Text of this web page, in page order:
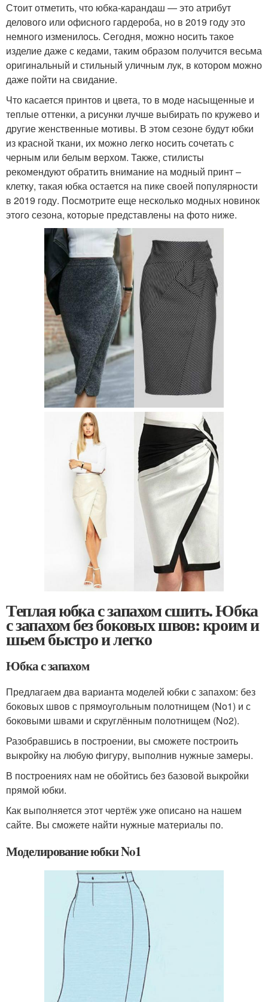
Стоит отметить, что юбка-карандаш — это атрибут
делового или офисного гардероба, но в 2019 году это
немного изменилось. Сегодня, можно носить такое
изделие даже с кедами, таким образом получится весьма
оригинальный и стильный уличным лук, в котором можно
даже пойти на свидание.
Что касается принтов и цвета, то в моде насыщенные и
теплые оттенки, а рисунки лучше выбирать по кружево и
другие женственные мотивы. В этом сезоне будут юбки
из красной ткани, их можно легко носить сочетать с
черным или белым верхом. Также, стилисты
рекомендуют обратить внимание на модный принт –
клетку, такая юбка остается на пике своей популярности
в 2019 году. Посмотрите еще несколько модных новинок
этого сезона, которые представлены на фото ниже.
Теплая юбка с запахом сшить. Юбка
с запахом без боковых швов: кроим и
шьем быстро и легко
Юбка с запахом
Предлагаем два варианта моделей юбки с запахом: без
боковых швов с прямоугольным полотнищем (No1) и с
боковыми швами и скруглённым полотнищем (No2).
Разобравшись в построении, вы сможете построить
выкройку на любую фигуру, выполнив нужные замеры.
В построениях нам не обойтись без базовой выкройки
прямой юбки.
Как выполняется этот чертёж уже описано на нашем
сайте. Вы сможете найти нужные материалы по.
Моделирование юбки No1